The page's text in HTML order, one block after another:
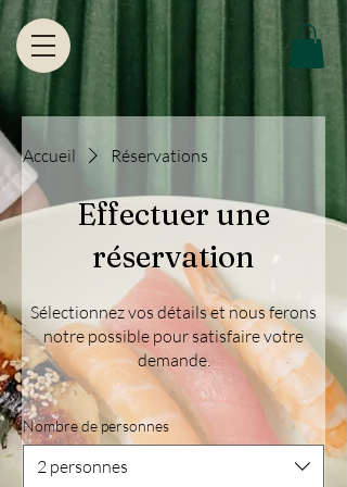
Accueil Réservations
Effectuer une
réservation
Sélectionnez vos détails et nous ferons
notre possible pour satisfaire votre
demande.
Nombre de personnes
2 personnes